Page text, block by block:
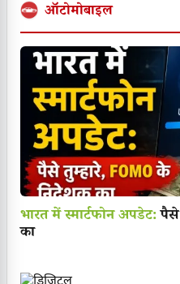
ऑटोमोबाइल
भारत में स्मार्टफोन अपडेट:पैसे
का